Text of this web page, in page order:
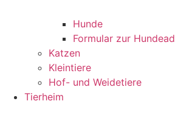
Hunde
Formular zur
Katzen
Kleintiere
Hof- und Weidetiere
Tierheim